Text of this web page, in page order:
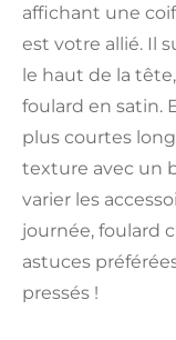
affichant une
est votre allié. Il
le haut de la
foulard en satin.
plus courtes
texture avec un
varier les
journée, foulard
astuces
pressés !